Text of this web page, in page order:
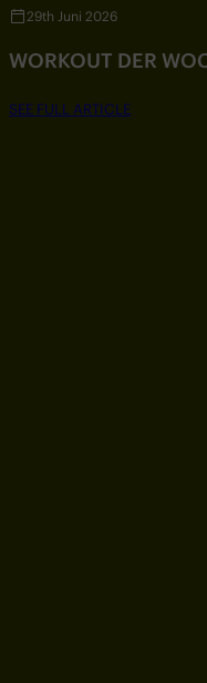
29th Juni 2026
WORKOUT DER
SEE FULL ARTICLE